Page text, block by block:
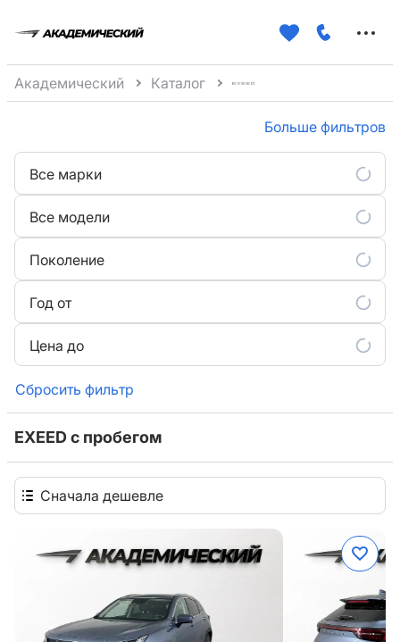
Академический Каталог
Больше фильтров
Все марки
Все модели
Поколение
Год от
Цена до
Сбросить фильтр
EXEED с пробегом
Сначала дешевле